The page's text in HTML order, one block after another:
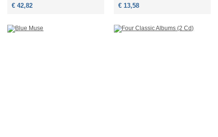
€ 42,82 € 13,58